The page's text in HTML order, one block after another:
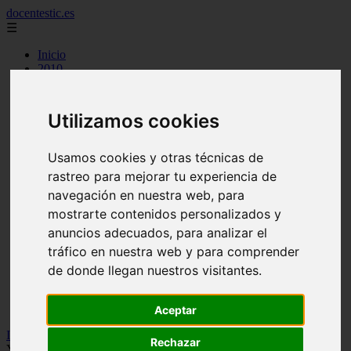
Utilizamos cookies
Usamos cookies y otras técnicas de
rastreo para mejorar tu experiencia de
navegación en nuestra web, para
mostrarte contenidos personalizados y
anuncios adecuados, para analizar el
tráfico en nuestra web y para comprender
de donde llegan nuestros visitantes.
Aceptar
Rechazar
docentestic.es
☰
Inicio
2010
2013
2015
2018
2019
cuidado y mantenimiento de la flauta
curiosidades sobre la flauta
eventos y conciertos de flauta
interpretes destacados de flauta
musica para flauta
noticias sobre flauta
partituras para flauta
recursos para aprender a tocar la flauta
tecnicas de flauta
Inicio
Notas para flauta (ES): Estoy enamorado (Wisin y